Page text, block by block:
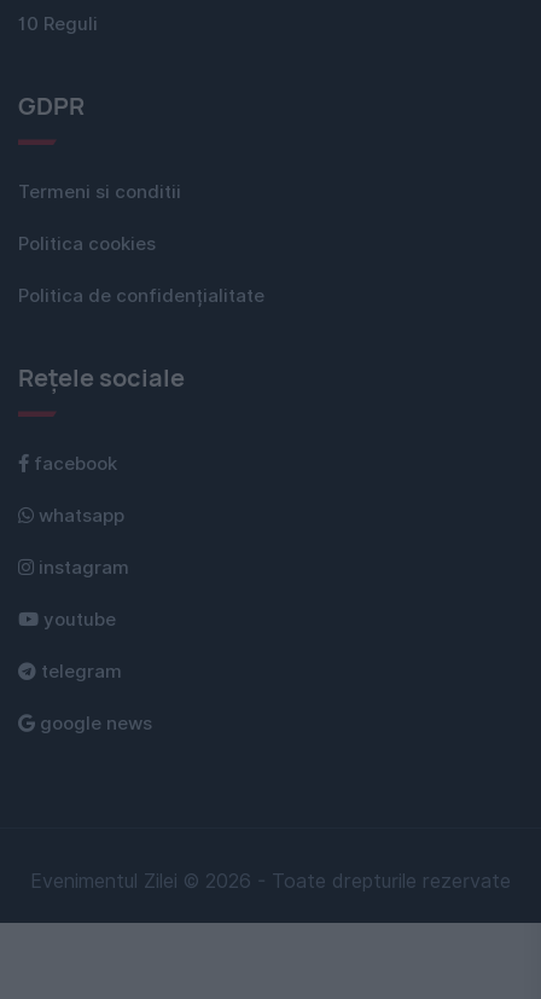
10 Reguli
GDPR
Termeni si conditii
Politica cookies
Politica de confidențialitate
Rețele sociale
facebook
whatsapp
instagram
youtube
telegram
google news
Evenimentul Zilei © 2026 - Toate drepturile rezervate